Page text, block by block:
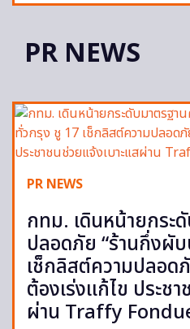
PR NEWS
PR NEWS
กทม. เดินหน้ายกระ
ปลอดภัย “ร้านกึ่งผั
เช็กลิสต์ความปลอด
ต้องเร่งแก้ไข ประช
ผ่าน Traffy